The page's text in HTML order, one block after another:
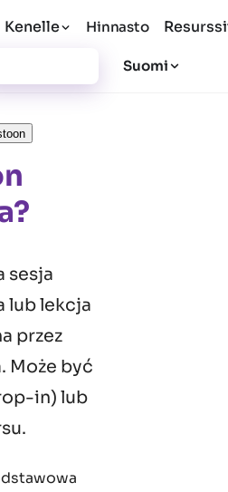
Kenelle Hinnasto
Suomi
sesja
lub lekcja
przez
Może być
in) lub